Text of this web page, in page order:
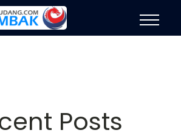
Posts